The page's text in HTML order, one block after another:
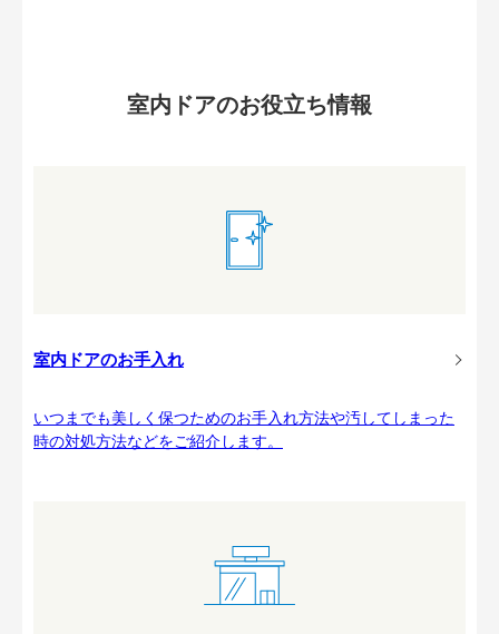
室内ドアのお役立ち情報
室内ドアのお手入れ
いつまでも美しく保つためのお手入れ方法や汚してしまった
時の対処方法などをご紹介します。